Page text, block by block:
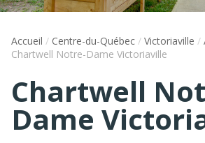
Accueil / Centre-du-Québec / Victoriaville /
Chartwell Notre-Dame Victoriaville
Chartwell
Dame